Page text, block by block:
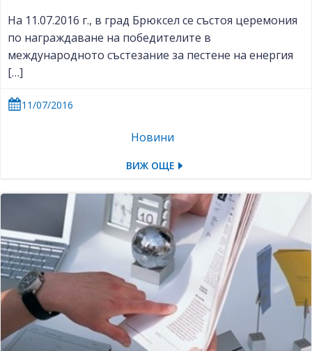
На 11.07.2016 г., в град Брюксел се състоя церемония
по награждаване на победителите в
международното състезание за пестене на енергия
[…]
11/07/2016
Новини
ВИЖ ОЩЕ